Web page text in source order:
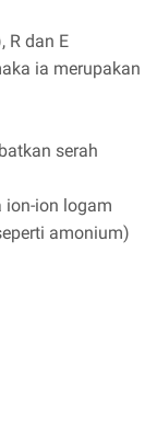
R dan E
ia merupakan
serah
ion-ion logam
amonium)